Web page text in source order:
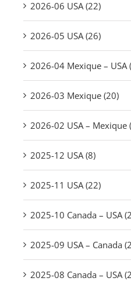
2026-06 USA (22)
2026-05 USA (26)
2026-04 Mexique – USA
2026-03 Mexique (20)
2026-02 USA – Mexique
2025-12 USA (8)
2025-11 USA (22)
2025-10 Canada – USA
2025-09 USA – Canada
2025-08 Canada – USA